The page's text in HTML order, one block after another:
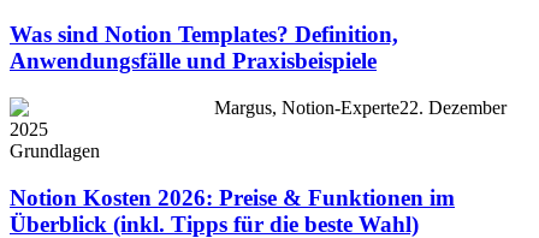
Was sind Notion Templates? Definition,
Anwendungsfälle und Praxisbeispiele
Margus, Notion-Experte22. Dezember
2025
Grundlagen
Notion Kosten 2026: Preise & Funktionen im
Überblick (inkl. Tipps für die beste Wahl)